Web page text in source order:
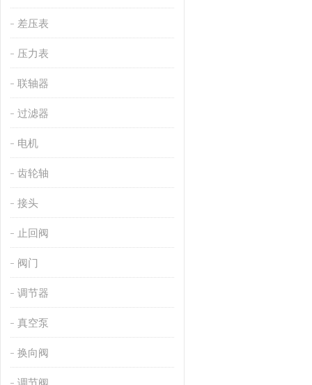
差压表
压力表
联轴器
过滤器
电机
齿轮轴
接头
止回阀
阀门
调节器
真空泵
换向阀
调节阀